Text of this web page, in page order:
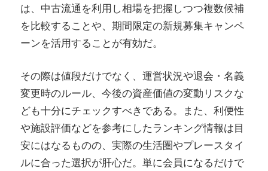
は、中古流通を利用し相場を把握しつつ複数候補
を比較することや、期間限定の新規募集キャンペ
ーンを活用することが有効だ。
その際は値段だけでなく、運営状況や退会・名義
変更時のルール、今後の資産価値の変動リスクな
ども十分にチェックすべきである。また、利便性
や施設評価などを参考にしたランキング情報は目
安にはなるものの、実際の生活圏やプレースタイ
ルに合った選択が肝心だ。単に会員になるだけで